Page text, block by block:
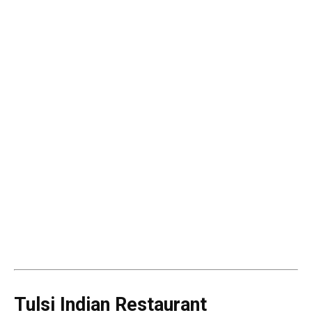
Tulsi Indian Restaurant